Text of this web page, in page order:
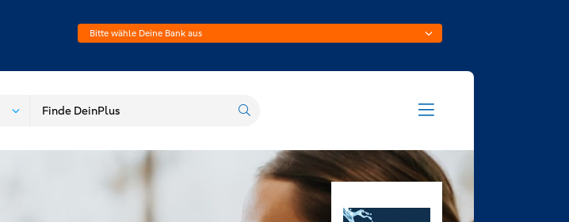
Bitte wähle Deine Bank aus